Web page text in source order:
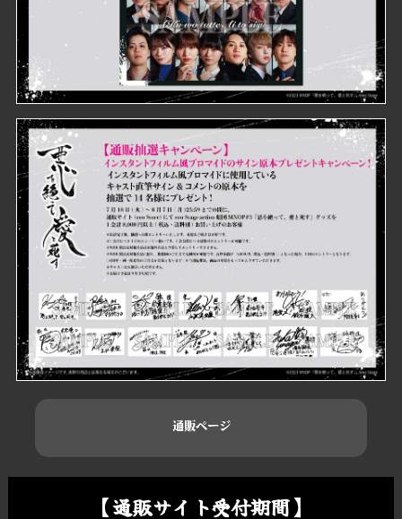
通販ページ
【通販サイト受付期間】